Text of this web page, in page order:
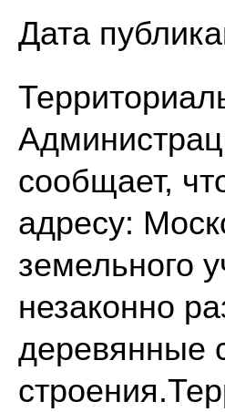
Дата
сообщает,
адресу:
земельного
незаконно
деревянные